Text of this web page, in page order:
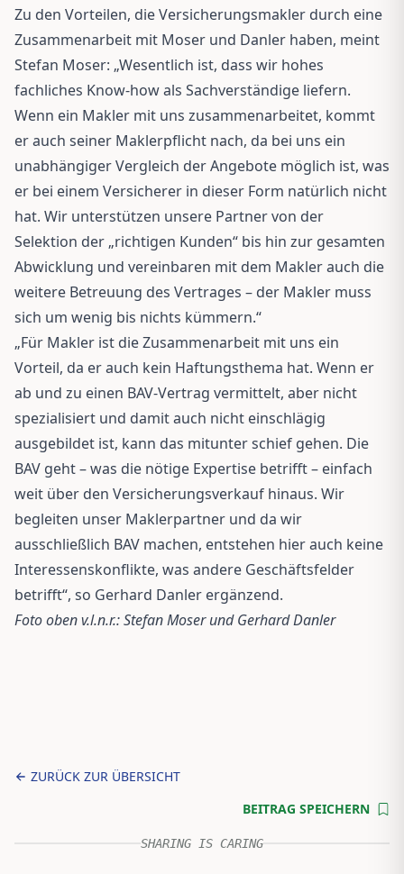
Zu den Vorteilen, die Versicherungsmakler durch eine
Zusammenarbeit mit Moser und Danler haben, meint
Stefan Moser: „Wesentlich ist, dass wir hohes
fachliches Know-how als Sachverständige liefern.
Wenn ein Makler mit uns zusammenarbeitet, kommt
er auch seiner Maklerpflicht nach, da bei uns ein
unabhängiger Vergleich der Angebote möglich ist, was
er bei einem Versicherer in dieser Form natürlich nicht
hat. Wir unterstützen unsere Partner von der
Selektion der „richtigen Kunden“ bis hin zur gesamten
Abwicklung und vereinbaren mit dem Makler auch die
weitere Betreuung des Vertrages – der Makler muss
sich um wenig bis nichts kümmern.“
„Für Makler ist die Zusammenarbeit mit uns ein
Vorteil, da er auch kein Haftungsthema hat. Wenn er
ab und zu einen BAV-Vertrag vermittelt, aber nicht
spezialisiert und damit auch nicht einschlägig
ausgebildet ist, kann das mitunter schief gehen. Die
BAV geht – was die nötige Expertise betrifft – einfach
weit über den Versicherungsverkauf hinaus. Wir
begleiten unser Maklerpartner und da wir
ausschließlich BAV machen, entstehen hier auch keine
Interessenskonflikte, was andere Geschäftsfelder
betrifft“, so Gerhard Danler ergänzend.
Foto oben v.l.n.r.: Stefan Moser und Gerhard Danler
ZURÜCK ZUR ÜBERSICHT
BEITRAG SPEICHERN
SHARING IS CARING